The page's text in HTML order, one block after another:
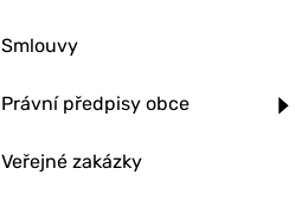
Smlouvy
Právní předpisy obce
Veřejné zakázky